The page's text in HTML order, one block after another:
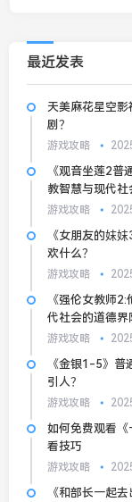
最近发表
天美麻花星空
剧？
游戏攻略
《观音坐莲2普
教智慧与现代社
游戏攻略
《女朋友的妺
欢什么？
游戏攻略
《强伦女教师
代社会的道德界
游戏攻略
《金银1-5》普
引人？
游戏攻略
如何免费观看
看技巧
游戏攻略
《和部长一起